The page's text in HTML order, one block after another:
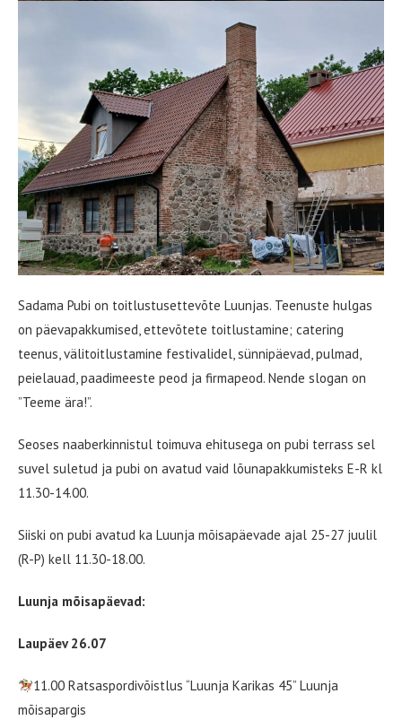
Sadama Pubi on toitlustusettevõte Luunjas. Teenuste hulgas
on päevapakkumised, ettevõtete toitlustamine; catering
teenus, välitoitlustamine festivalidel, sünnipäevad, pulmad,
peielauad, paadimeeste peod ja firmapeod. Nende slogan on
”Teeme ära!”.
Seoses naaberkinnistul toimuva ehitusega on pubi terrass sel
suvel suletud ja pubi on avatud vaid lõunapakkumisteks E-R kl
11.30-14.00.
Siiski on pubi avatud ka Luunja mõisapäevade ajal 25-27 juulil
(R-P) kell 11.30-18.00.
Luunja mõisapäevad:
Laupäev 26.07
11.00 Ratsaspordivõistlus “Luunja Karikas 45” Luunja
mõisapargis